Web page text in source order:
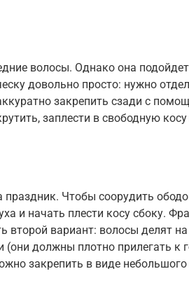
волосы. Однако она
довольно просто: нужно
закрепить сзади с
заплести в свободную косу
Чтобы соорудить
и начать плести косу сбоку.
второй вариант: волосы делят
(они должны плотно прилегать к
закрепить в виде небольшого